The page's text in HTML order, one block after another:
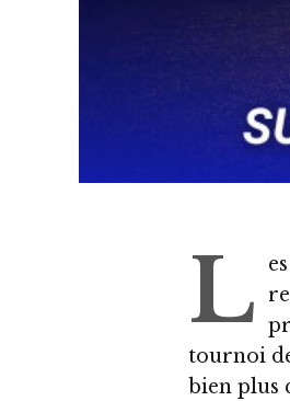
L
tournoi
bien plus